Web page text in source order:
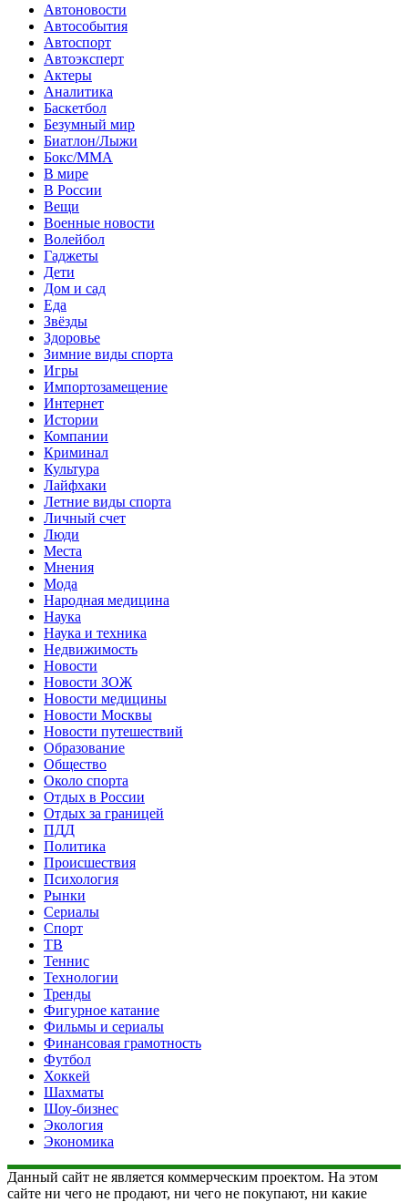
Автоновости
Автособытия
Автоспорт
Автоэксперт
Актеры
Аналитика
Баскетбол
Безумный мир
Биатлон/Лыжи
Бокс/MMA
В мире
В России
Вещи
Военные новости
Волейбол
Гаджеты
Дети
Дом и сад
Еда
Звёзды
Здоровье
Зимние виды спорта
Игры
Импортозамещение
Интернет
Истории
Компании
Криминал
Культура
Лайфхаки
Летние виды спорта
Личный счет
Люди
Места
Мнения
Мода
Народная медицина
Наука
Наука и техника
Недвижимость
Новости
Новости ЗОЖ
Новости медицины
Новости Москвы
Новости путешествий
Образование
Общество
Около спорта
Отдых в России
Отдых за границей
ПДД
Политика
Происшествия
Психология
Рынки
Сериалы
Спорт
ТВ
Теннис
Технологии
Тренды
Фигурное катание
Фильмы и сериалы
Финансовая грамотность
Футбол
Хоккей
Шахматы
Шоу-бизнес
Экология
Экономика
Данный сайт не является коммерческим проектом. На этом
сайте ни чего не продают, ни чего не покупают, ни какие